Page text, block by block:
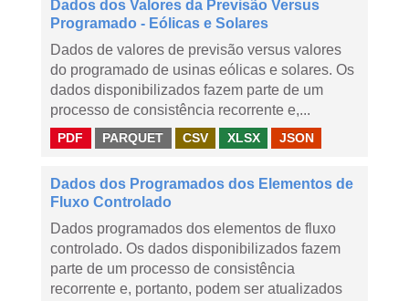
Dados dos Valores da Previsão Versus
Programado - Eólicas e Solares
Dados de valores de previsão versus valores
do programado de usinas eólicas e solares. Os
dados disponibilizados fazem parte de um
processo de consistência recorrente e,...
PDF PARQUET CSV XLSX JSON
Dados dos Programados dos Elementos de
Fluxo Controlado
Dados programados dos elementos de fluxo
controlado. Os dados disponibilizados fazem
parte de um processo de consistência
recorrente e, portanto, podem ser atualizados